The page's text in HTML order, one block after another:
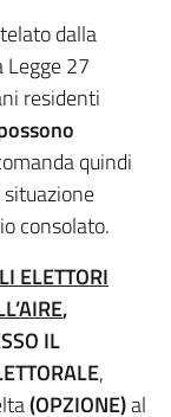
dalla
Legge 27
residenti
quindi
consolato.
ELETTORI
,
IL
,
(OPZIONE)al